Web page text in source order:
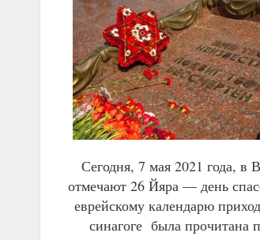
Сегодня, 7 мая 2021 года, в
отмечают 26 Йяра — день
еврейскому календарю
синагоге была прочитана